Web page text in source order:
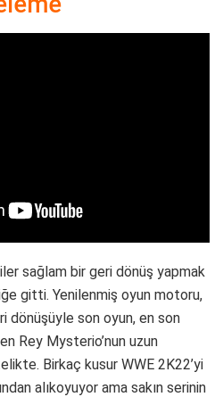
sağlam bir geri dönüş yapmak
gitti. Yenilenmiş oyun motoru,
dönüşüyle son oyun, en son
Rey Mysterio’nun uzun
Birkaç kusur WWE 2K22’yi
alıkoyuyor ama sakın serinin